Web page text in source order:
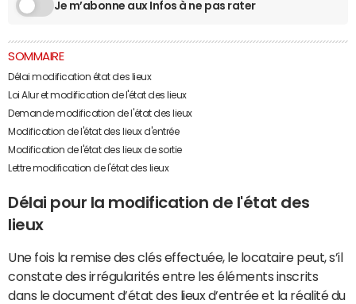
Je m’abonne aux Infos à ne pas rater
SOMMAIRE
Délai modification état des lieux
Loi Alur et modification de l'état des lieux
Demande modification de l'état des lieux
Modification de l'état des lieux d'entrée
Modification de l'état des lieux de sortie
Lettre modification de l'état des lieux
Délai pour la modification de l'état des
lieux
Une fois la remise des clés effectuée, le locataire peut, s’il
constate des irrégularités entre les éléments inscrits
dans le document d’état des lieux d’entrée et la réalité du